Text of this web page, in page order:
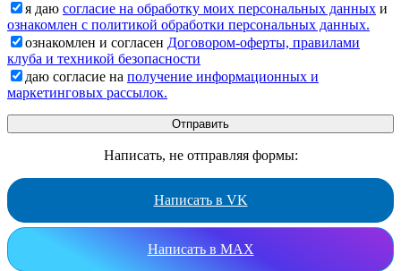
я даю согласие на обработку моих персональных данных и
ознакомлен с политикой обработки персональных данных.
ознакомлен и согласен Договором-оферты, правилами
клуба и техникой безопасности
даю согласие на получение информационных и
маркетинговых рассылок.
Написать, не отправляя формы:
Написать в VK
Написать в MAX